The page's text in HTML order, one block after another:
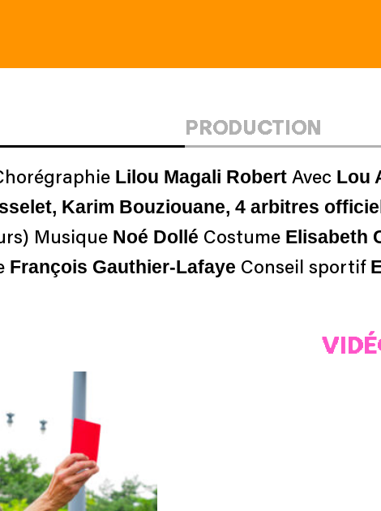
PRODUCTION
Lilou Magali Robert Avec Lou
Karim Bouziouane, 4 arbitres
Musique Noé Dollé Costume Elisabeth
François Gauthier-Lafaye Conseil sportif